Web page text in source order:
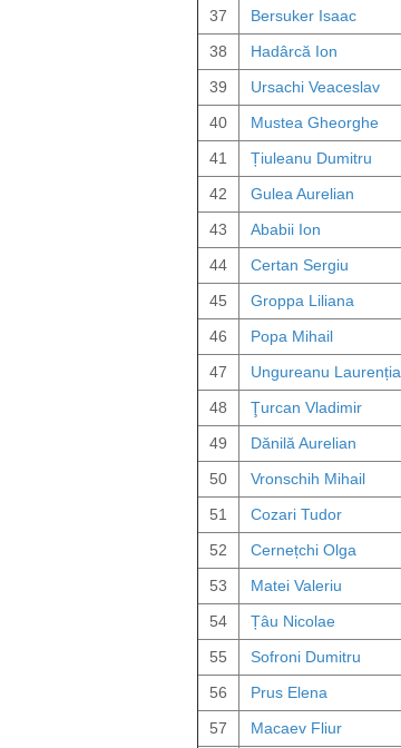
37
Bersuker Isaac
38
Hadârcă Ion
39
Ursachi Veaceslav
40
Mustea Gheorghe
41
Țiuleanu Dumitru
42
Gulea Aurelian
43
Ababii Ion
44
Certan Sergiu
45
Groppa Liliana
46
Popa Mihail
47
Ungureanu Laurenția
48
Ţurcan Vladimir
49
Dănilă Aurelian
50
Vronschih Mihail
51
Cozari Tudor
52
Cernețchi Olga
53
Matei Valeriu
54
Țâu Nicolae
55
Sofroni Dumitru
56
Prus Elena
57
Macaev Fliur